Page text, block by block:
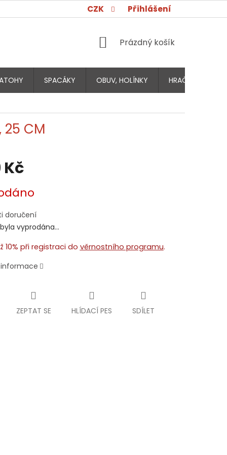
CZK Přihlášení
NÁKUPNÍ
Prázdný košík
SPACÁKY OBUV, HOLÍNKY HRAČKY PRO
25 CM
Kč
doručení
vyprodána…
10% při registraci do věrnostního programu.
ZEPTAT SE HLÍDACÍ PES SDÍLET